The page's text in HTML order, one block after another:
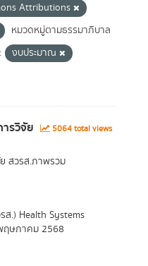
Attributions
หมวดหมู่ตามธรรมาภิบาล
งบประมาณ
รวิจัย
5064 total views
สวรส.ภาพรวม
.) Health Systems
ฤษภาคม 2568